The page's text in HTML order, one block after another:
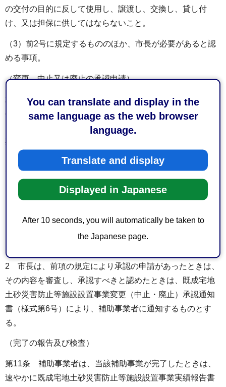
You can translate and display in the
same language as the web browser
language.
Translate and display
Displayed in Japanese
After 10 seconds, you will automatically be taken to
the Japanese page.
の交付の目的に反して使用し、譲渡し、交換し、貸し付
け、又は担保に供してはならないこと。
（3）前2号に規定するもののほか、市長が必要があると認
める事項。
（変更、中止又は廃止の承認申請）
第10条 補助金の交付の決定を受けた者（以下「補助事業
者」という。）は、補助事業を変更し、中止し、又は廃止
しようとするときは、既成宅地土砂災害防止等施設設置事
業変更（中止・廃止）承認申請書（様式第5号）に次に掲げ
る書類又は図面を添付の上市長に提出し、その承認を受け
なければならない。
（1）変更内容を示した書類
（3）前2号に掲げるもののほか、市長が必要があると認め
2 市長は、前項の規定により承認の申請があったときは、
その内容を審査し、承認すべきと認めたときは、既成宅地
土砂災害防止等施設設置事業変更（中止・廃止）承認通知
書（様式第6号）により、補助事業者に通知するものとす
る。
（完了の報告及び検査）
第11条 補助事業者は、当該補助事業が完了したときは、
速やかに既成宅地土砂災害防止等施設設置事業実績報告書